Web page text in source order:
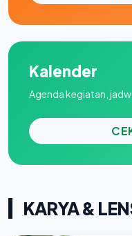
Kalender
Agenda kegiatan,
KARYA &